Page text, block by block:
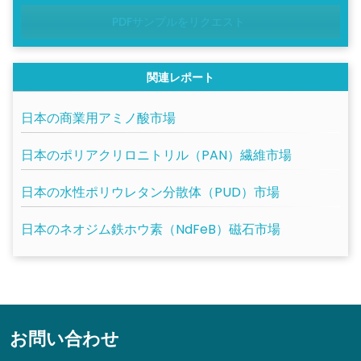
関連レポート
日本の商業用アミノ酸市場
日本のポリアクリロニトリル（PAN）繊維市場
日本の水性ポリウレタン分散体（PUD）市場
日本のネオジム鉄ホウ素（NdFeB）磁石市場
お問い合わせ